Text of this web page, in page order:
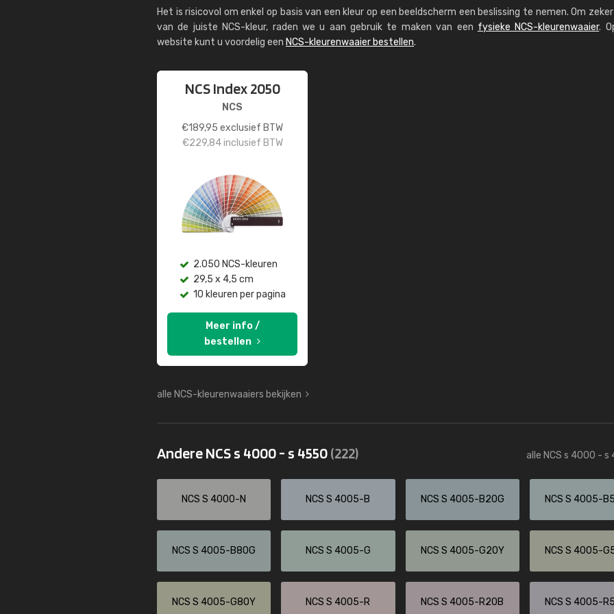
Het is risicovol om enkel op basis van een kleur op een beeldscherm een beslissing te nemen. Om
van de juiste NCS-kleur, raden we u aan gebruik te maken van een fysieke NCS-kleurenwaaier.
website kunt u voordelig een NCS-kleurenwaaier bestellen.
NCS Index 2050
NCS
€189,95 exclusief BTW
€229,84inclusief BTW
2.050 NCS-kleuren
29,5 x 4,5 cm
10 kleuren per pagina
Meer info /
bestellen
alle NCS-kleurenwaaiers bekijken
Andere NCS s 4000 - s 4550(222) alle NCS s 4000 - s
NCS S 4000-N NCS S 4005-B NCS S 4005-B20G NCS S 4005-
NCS S 4005-B80G NCS S 4005-G NCS S 4005-G20Y NCS S 4005-
NCS S 4005-G80Y NCS S 4005-R NCS S 4005-R20B NCS S 4005-